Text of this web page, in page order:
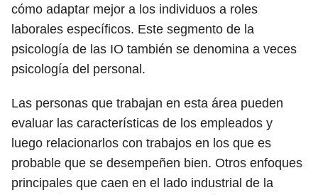
cómo adaptar mejor a los individuos a roles
laborales específicos. Este segmento de la
psicología de las IO también se denomina a veces
psicología del personal.
Las personas que trabajan en esta área pueden
evaluar las características de los empleados y
luego relacionarlos con trabajos en los que es
probable que se desempeñen bien. Otros enfoques
principales que caen en el lado industrial de la